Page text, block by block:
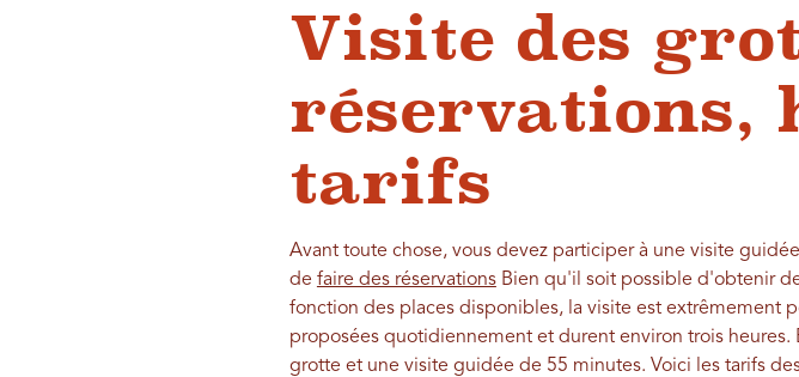
Visite des
réservations,
tarifs
Avant toute chose, vous devez participer à une visite
de faire des réservationsBien qu'il soit possible d'obtenir
fonction des places disponibles, la visite est extrêmement
proposées quotidiennement et durent environ trois
grotte et une visite guidée de 55 minutes. Voici les tarifs